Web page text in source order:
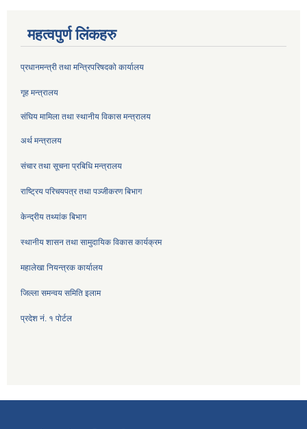
महत्वपुर्ण लिंकहरु
प्रधानमन्त्री तथा मन्त्रिपरिषदको कार्यालय
गृह मन्त्रालय
संघिय मामिला तथा स्थानीय विकास मन्त्रालय
अर्थ मन्त्रालय
संचार तथा सूचना प्रबिधि मन्त्रालय
राष्ट्रिय परिचयपत्र तथा पञ्जीकरण बिभाग
केन्द्रीय तथ्यांक बिभाग
स्थानीय शासन तथा सामुदायिक विकास कार्यक्रम
महालेखा नियन्त्रक कार्यालय
जिल्ला समन्वय समिति इलाम
प्रदेश नं. १ पोर्टल